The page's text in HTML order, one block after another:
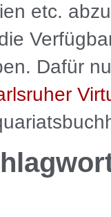
etc.
Dafür